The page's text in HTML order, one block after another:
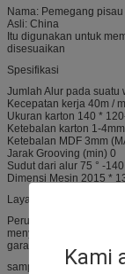
Kami
Nama: Pemegang pisau
Asli: China
Itu digunakan untuk
disesuaikan
Spesifikasi
Jumlah Alur pada suatu
Kecepatan kerja 40m /
Ukuran karton 140 *
Ketebalan karton 1-4mm
Ketebalan MDF 3mm
Jarak Grooving (min) 0
Sudut dari alur 75 ° -140
Dimensi Mesin 2015 *
Layanan purna jual
Perusahaan kami
menyediakan layanan
garansi.
sampel